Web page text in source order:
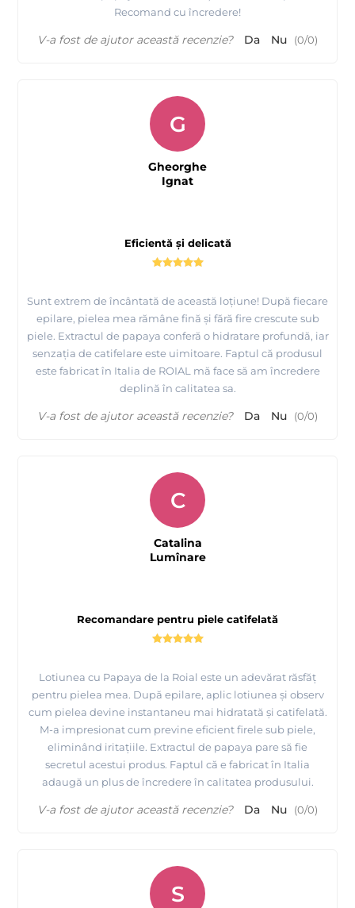
Recomand cu încredere!
V-a fost de ajutor această recenzie? Da Nu (0/0)
Eficientă și delicată
Sunt extrem de încântată de această loțiune! După fiecare
epilare, pielea mea rămâne fină și fără fire crescute sub
piele. Extractul de papaya conferă o hidratare profundă, iar
senzația de catifelare este uimitoare. Faptul că produsul
este fabricat în Italia de ROIAL mă face să am încredere
deplină în calitatea sa.
G
Gheorghe
Ignat
V-a fost de ajutor această recenzie? Da Nu (0/0)
Recomandare pentru piele catifelată
Lotiunea cu Papaya de la Roial este un adevărat răsfăț
pentru pielea mea. După epilare, aplic lotiunea și observ
cum pielea devine instantaneu mai hidratată și catifelată.
M-a impresionat cum previne eficient firele sub piele,
eliminând iritațiile. Extractul de papaya pare să fie
secretul acestui produs. Faptul că e fabricat în Italia
adaugă un plus de încredere în calitatea produsului.
C
Catalina
Lumînare
V-a fost de ajutor această recenzie? Da Nu (0/0)
S